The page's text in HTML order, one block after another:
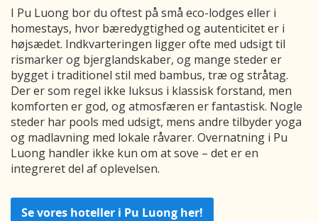
I Pu Luong bor du oftest på små eco-lodges eller i
homestays, hvor bæredygtighed og autenticitet er i
højsædet. Indkvarteringen ligger ofte med udsigt til
rismarker og bjerglandskaber, og mange steder er
bygget i traditionel stil med bambus, træ og stråtag.
Der er som regel ikke luksus i klassisk forstand, men
komforten er god, og atmosfæren er fantastisk. Nogle
steder har pools med udsigt, mens andre tilbyder yoga
og madlavning med lokale råvarer. Overnatning i Pu
Luong handler ikke kun om at sove – det er en
integreret del af oplevelsen.
Se vores hoteller i Pu Luong her!